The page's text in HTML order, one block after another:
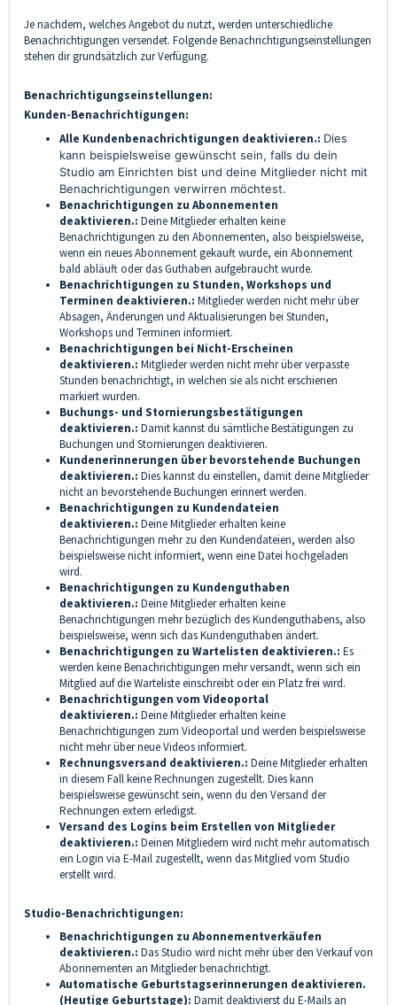
Je nachdem, welches Angebot du nutzt, werden unterschiedliche
Benachrichtigungen versendet. Folgende Benachrichtigungseinstellungen
stehen dir grundsätzlich zur Verfügung.
Benachrichtigungseinstellungen:
Kunden-Benachrichtigungen:
Alle Kundenbenachrichtigungen deaktivieren.: Dies
kann beispielsweise gewünscht sein, falls du dein
Studio am Einrichten bist und deine Mitglieder nicht mit
Benachrichtigungen verwirren möchtest.
Benachrichtigungen zu Abonnementen
deaktivieren.: Deine Mitglieder erhalten keine
Benachrichtigungen zu den Abonnementen, also beispielsweise,
wenn ein neues Abonnement gekauft wurde, ein Abonnement
bald abläuft oder das Guthaben aufgebraucht wurde.
Benachrichtigungen zu Stunden, Workshops und
Terminen deaktivieren.: Mitglieder werden nicht mehr über
Absagen, Änderungen und Aktualisierungen bei Stunden,
Workshops und Terminen informiert.
Benachrichtigungen bei Nicht-Erscheinen
deaktivieren.: Mitglieder werden nicht mehr über verpasste
Stunden benachrichtigt, in welchen sie als nicht erschienen
markiert wurden.
Buchungs- und Stornierungsbestätigungen
deaktivieren.: Damit kannst du sämtliche Bestätigungen zu
Buchungen und Stornierungen deaktivieren.
Kundenerinnerungen über bevorstehende Buchungen
deaktivieren.: Dies kannst du einstellen, damit deine Mitglieder
nicht an bevorstehende Buchungen erinnert werden.
Benachrichtigungen zu Kundendateien
deaktivieren.: Deine Mitglieder erhalten keine
Benachrichtigungen mehr zu den Kundendateien, werden also
beispielsweise nicht informiert, wenn eine Datei hochgeladen
wird.
Benachrichtigungen zu Kundenguthaben
deaktivieren.: Deine Mitglieder erhalten keine
Benachrichtigungen mehr bezüglich des Kundenguthabens, also
beispielsweise, wenn sich das Kundenguthaben ändert.
Benachrichtigungen zu Wartelisten deaktivieren.: Es
werden keine Benachrichtigungen mehr versandt, wenn sich ein
Mitglied auf die Warteliste einschreibt oder ein Platz frei wird.
Benachrichtigungen vom Videoportal
deaktivieren.: Deine Mitglieder erhalten keine
Benachrichtigungen zum Videoportal und werden beispielsweise
nicht mehr über neue Videos informiert.
Rechnungsversand deaktivieren.: Deine Mitglieder erhalten
in diesem Fall keine Rechnungen zugestellt. Dies kann
beispielsweise gewünscht sein, wenn du den Versand der
Rechnungen extern erledigst.
Versand des Logins beim Erstellen von Mitglieder
deaktivieren.: Deinen Mitgliedern wird nicht mehr automatisch
ein Login via E-Mail zugestellt, wenn das Mitglied vom Studio
erstellt wird.
Studio-Benachrichtigungen:
Benachrichtigungen zu Abonnementverkäufen
deaktivieren.: Das Studio wird nicht mehr über den Verkauf von
Abonnementen an Mitglieder benachrichtigt.
Automatische Geburtstagserinnerungen deaktivieren.
(Heutige Geburtstage): Damit deaktivierst du E-Mails an